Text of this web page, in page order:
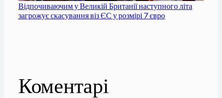
Відпочиваючим у Великій Британії наступного літа
загрожує скасування віз ЄС у розмірі 7 євро
Коментарі